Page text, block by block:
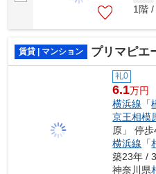
1階
賃貸 | マンション プリマピエ
礼0
6.1万円
横浜線 「
京王相模
原」 停
横浜線 「
築23年 /
神奈川県